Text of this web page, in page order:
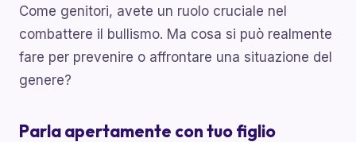
Come genitori, avete un ruolo cruciale nel
combattere il bullismo. Ma cosa si può realmente
fare per prevenire o affrontare una situazione del
genere?
Parla apertamente con tuo figlio